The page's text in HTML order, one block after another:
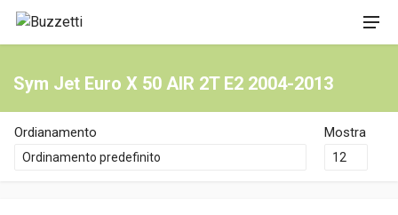
Sym Jet Euro X 50 AIR 2T E2 2004-2013
Ordianamento Mostra